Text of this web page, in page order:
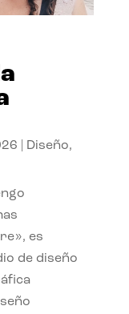
Diseño,
es
de diseño